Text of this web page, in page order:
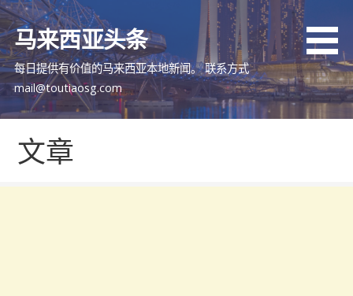
跳
至
内
容
马来西亚头条
每日提供有价值的马来西亚本地新闻。 联系方式
mail@toutiaosg.com
文章